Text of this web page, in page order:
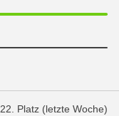
Platz (letzte Woche)